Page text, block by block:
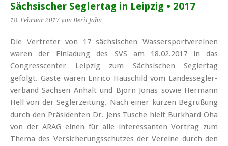
Sächsischer Seglertag in Leipzig • 2017
18. Februar 2017 von Berit Jahn
Die Vertreter von 17 sächsischen Wasser­sport­vereinen
waren der Einladung des SVS am 18.02.2017 in das
Congress­center Leipzig zum Sächsischen Segler­tag
gefolgt. Gäste waren Enrico Hauschild vom Landes­segler­
verband Sachsen Anhalt und Björn Jonas sowie Hermann
Hell von der Segler­zeitung. Nach einer kurzen Begrüßung
durch den Präsidenten Dr. Jens Tusche hielt Burkhard Oha
von der ARAG einen für alle interessanten Vortrag zum
Thema des Versicherungs­schutzes der Vereine durch den